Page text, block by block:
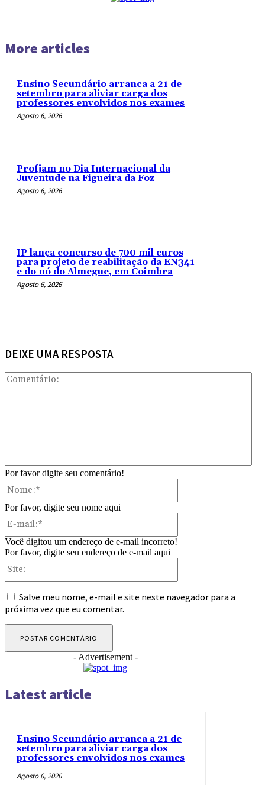
More articles
Ensino Secundário arranca a 21 de
setembro para aliviar carga dos
professores envolvidos nos exames
Agosto 6, 2026
Profjam no Dia Internacional da
Juventude na Figueira da Foz
Agosto 6, 2026
IP lança concurso de 700 mil euros
para projeto de reabilitação da EN341
e do nó do Almegue, em Coimbra
Agosto 6, 2026
DEIXE UMA RESPOSTA
Por favor digite seu comentário!
Por favor, digite seu nome aqui
Você digitou um endereço de e-mail incorreto!
Por favor, digite seu endereço de e-mail aqui
Salve meu nome, e-mail e site neste navegador para a
próxima vez que eu comentar.
- Advertisement -
Latest article
Ensino Secundário arranca a 21 de
setembro para aliviar carga dos
professores envolvidos nos exames
Agosto 6, 2026